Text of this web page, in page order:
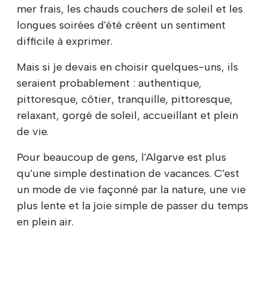
mer frais, les chauds couchers de soleil et les
longues soirées d'été créent un sentiment
difficile à exprimer.
Mais si je devais en choisir quelques-uns, ils
seraient probablement : authentique,
pittoresque, côtier, tranquille, pittoresque,
relaxant, gorgé de soleil, accueillant et plein
de vie.
Pour beaucoup de gens, l'Algarve est plus
qu'une simple destination de vacances. C'est
un mode de vie façonné par la nature, une vie
plus lente et la joie simple de passer du temps
en plein air.